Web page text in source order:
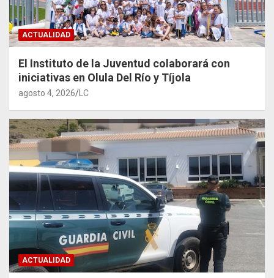
ACTUALIDAD
El Instituto de la Juventud colaborará con
iniciativas en Olula Del Río y Tíjola
agosto 4, 2026 LC
ACTUALIDAD